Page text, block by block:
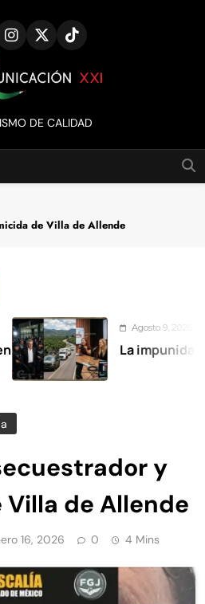
XXI
DE CALIDAD
de Villa de Allende
Agosto 9, 2026
La impunidad tiene
y
de Allende
16, 2026 0 4 Mins